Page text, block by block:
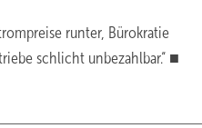
runter, Bürokratie
schlicht unbezahlbar.“ ■